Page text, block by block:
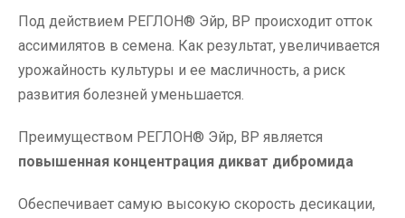
Под действием РЕГЛОН® Эйр, ВР происходит отток
ассимилятов в семена. Как результат, увеличивается
урожайность культуры и ее масличность, а риск
развития болезней уменьшается.
Преимуществом РЕГЛОН® Эйр, ВР является
повышенная концентрация дикват дибромида
Обеспечивает самую высокую скорость десикации,